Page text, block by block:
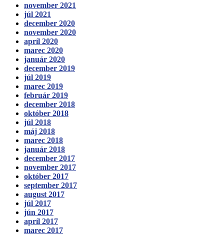
november 2021
júl 2021
december 2020
november 2020
apríl 2020
marec 2020
január 2020
december 2019
júl 2019
marec 2019
február 2019
december 2018
október 2018
júl 2018
máj 2018
marec 2018
január 2018
december 2017
november 2017
október 2017
september 2017
august 2017
júl 2017
jún 2017
apríl 2017
marec 2017